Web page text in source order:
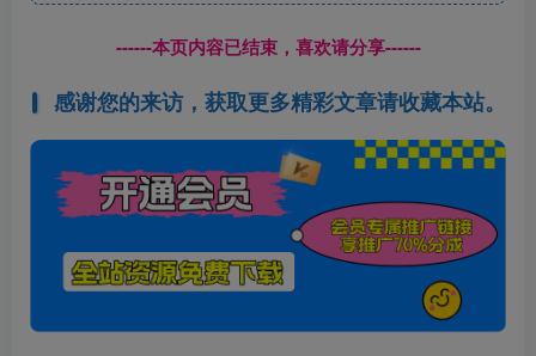
------本页内容已结束，喜欢请分享------
感谢您的来访，获取更多精彩文章请收藏本站。